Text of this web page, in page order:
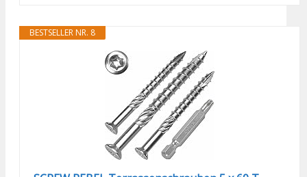
BESTSELLER NR. 8